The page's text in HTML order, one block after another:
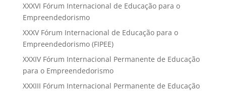
XXXVI Fórum Internacional de Educação para o
Empreendedorismo
XXXV Fórum Internacional de Educação para o
Empreendedorismo (FIPEE)
XXXIV Fórum Internacional Permanente de Educação
para o Empreendedorismo
XXXIII Fórum Internacional Permanente de Educação